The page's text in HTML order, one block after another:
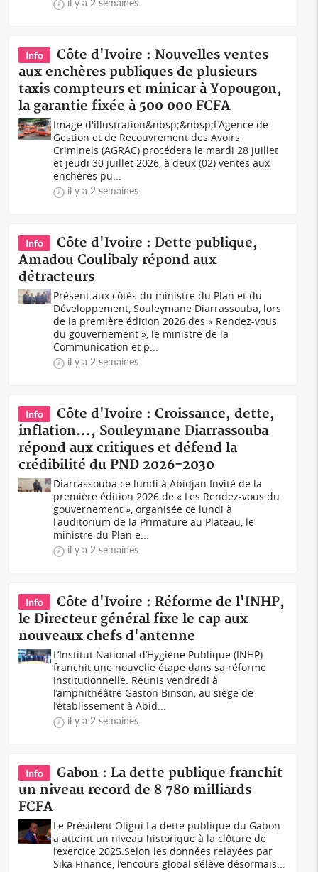
il y a 2 semaines
Info
Côte d'Ivoire : Nouvelles ventes
aux enchères publiques de plusieurs
taxis compteurs et minicar à Yopougon,
la garantie fixée à 500 000 FCFA
Image d'illustration&nbsp;&nbsp;L’Agence de
Gestion et de Recouvrement des Avoirs
Criminels (AGRAC) procédera le mardi 28 juillet
et jeudi 30 juillet 2026, à deux (02) ventes aux
enchères pu...
il y a 2 semaines
Info
Côte d'Ivoire : Dette publique,
Amadou Coulibaly répond aux
détracteurs
Présent aux côtés du ministre du Plan et du
Développement, Souleymane Diarrassouba, lors
de la première édition 2026 des « Rendez-vous
du gouvernement », le ministre de la
Communication et p...
il y a 2 semaines
Info
Côte d'Ivoire : Croissance, dette,
inflation..., Souleymane Diarrassouba
répond aux critiques et défend la
crédibilité du PND 2026-2030
Diarrassouba ce lundi à Abidjan Invité de la
première édition 2026 de « Les Rendez-vous du
gouvernement », organisée ce lundi à
l'auditorium de la Primature au Plateau, le
ministre du Plan e...
il y a 2 semaines
Info
Côte d'Ivoire : Réforme de l'INHP,
le Directeur général fixe le cap aux
nouveaux chefs d'antenne
L’Institut National d’Hygiène Publique (INHP)
franchit une nouvelle étape dans sa réforme
institutionnelle. Réunis vendredi à
l’amphithéâtre Gaston Binson, au siège de
l’établissement à Abid...
il y a 2 semaines
Info
Gabon : La dette publique franchit
un niveau record de 8 780 milliards
FCFA
Le Président Oligui La dette publique du Gabon
a atteint un niveau historique à la clôture de
l’exercice 2025.Selon les données relayées par
Sika Finance, l’encours global s’élève désormais...